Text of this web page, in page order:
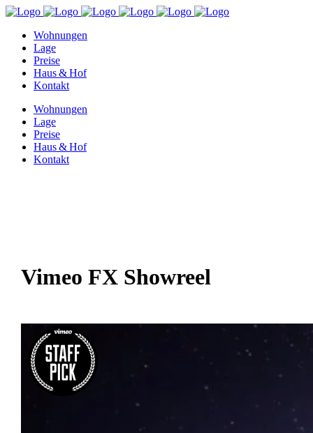
Wohnungen
Lage
Preise
Haus & Hof
Kontakt
Wohnungen
Lage
Preise
Haus & Hof
Kontakt
Vimeo FX Showreel